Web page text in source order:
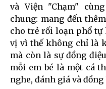
và Viện "Chạm"
chung: mang đến
cho trẻ rối loạn phổ tự
vị vì thế không chỉ là
mà còn là sự đồng
mỗi em bé là một cá
nghe, đánh giá và